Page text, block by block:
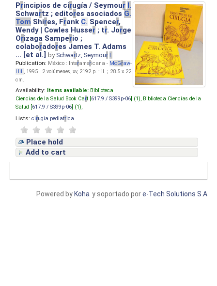
Principios de cirugía / Seymour I.
Schwartz ; editores asociados G.
Tom Shires, Frank C. Spencer,
Wendy | Cowles Husser ; tr. Jorge
Orizaga Samperio ;
colaboradores James T. Adams
... [et al.]by Schwartz, Seymour I.
Publication: México : Interamericana - McGraw-
Hill, 1995 . 2 volúmenes, xv, 2192 p. : il. ; 28.5 x 22
cm.
Availability: Items available: Biblioteca
Ciencias de la Salud Book Cart [ 617.9 / S399p-06 ] (1), Biblioteca Ciencias de la
Salud [ 617.9 / S399p-06 ] (1),
Lists: cirugia pediatrica
Place hold
Add to cart
y soportado pore-Tech Solutions S.A
Powered by Koha